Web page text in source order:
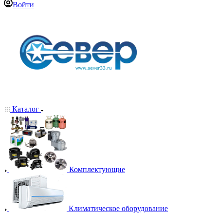
Войти
Каталог
Комплектующие
Климатическое оборудование